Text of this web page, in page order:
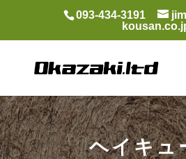
093-434-3191
ヘイキュ